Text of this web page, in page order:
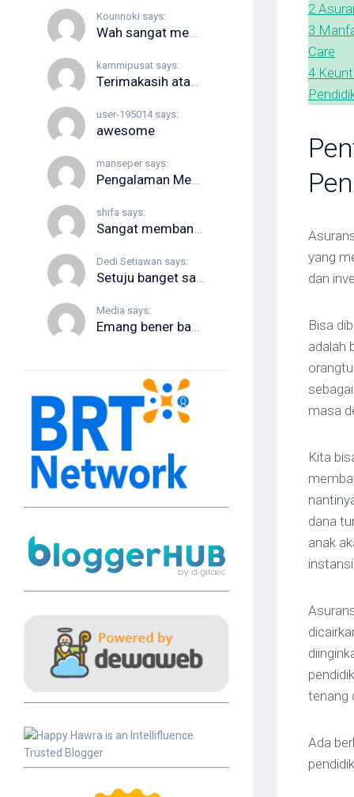
Kounnoki says:
Wah sangat membantu sekali ini artikel ini, kebetulan saya lagi cari...
kammipusat says:
Terimakasih atas rekomendasi aplikasinya, semoga website kamu semakin berkembang dan terus...
user-195014 says:
awesome
manseper says:
Pengalaman Menggunakan La Roche Posay Cicaplast Baume B5+​​ Tekstur wajah pun...
shifa says:
Sangat membantu! Panduan “Cara konsultasi di Halodoc” ini jelas dan ringkas...
Dedi Setiawan says:
Setuju banget sama poin-poin di artikel ini. Buat yang mau ngobrol...
Media says:
Emang bener banget, liburan sekeluarga pasti bawa banyak barang demi kenyamanan...
2
3
Care
4
yang
dan
Bisa
adalah
masa
Kita
dana
anak
tenang
Ada